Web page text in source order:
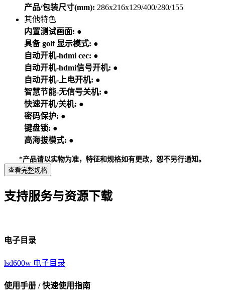
产品/包装尺寸(mm): 286x216x129/400/280/155
其他特色
内置测试画面: ●
具备 golf 显示模式: ●
自动开机-hdmi cec: ●
自动开机-hdmi信号开机: ●
自动开机-上电开机: ●
智慧节能-无信号关机: ●
快速开机/关机: ●
密码保护: ●
键盘锁: ●
高海拔模式: ●
*产品请以实物为准，特征和规格如有更改，恕不另行通知。
查看完整规格
支持服务与资源下载
电子目录
lsd600w 电子目录
使用手册 / 快速使用指南